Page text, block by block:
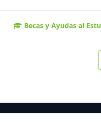
Becas y Ayudas al